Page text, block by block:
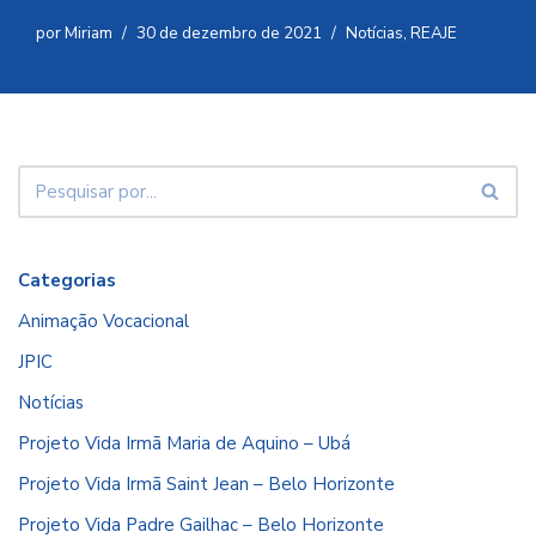
porMiriam 30 de dezembro de 2021 Notícias, REAJE
Categorias
Animação Vocacional
JPIC
Notícias
Projeto Vida Irmã Maria de Aquino – Ubá
Projeto Vida Irmã Saint Jean – Belo Horizonte
Projeto Vida Padre Gailhac – Belo Horizonte